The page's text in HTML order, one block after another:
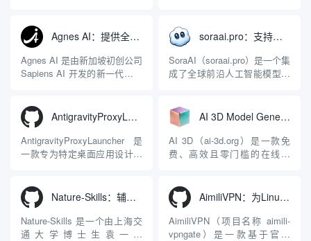
LuaJIT 构建，并在 2019 年作
为顶级开源项目捐赠给
Apache 软件基金会。APISIX
彻底摒...
程助手的账号与运行环境而设
计。它目前支持包括
Antigravity IDE、Codex、
GitHub Copilo...
Agnes AI：提供全模态模型免费API、支持图文视频生成与复杂工程执行的智能体平台
Agnes AI 是由新加坡初创公司
Sapiens AI 开发的新一代多模
限制，提供集文本、图像、视
频生成于一体的“全模态”大模
型能力。平台的核心产品矩阵
包括主打自动化工作流的
soraai.pro：支持多模型文字转视频和图像生成的在线创作工具
SoraAI（soraai.pro）是一个集
成了全球前沿人工智能模型的
者、营销人员及广大用户提供
一站式、开箱即用的视觉内容
生成解决方案。网站的核心优
势在于其强大的多模型聚合能
AntigravityProxyLauncher：免TUN全局代理使用Antigravity IDE
AntigravityProxyLauncher 是
一款专为特定桌面应用设计的
Windows 平台。当用户使用桌
面版 Gemini 客户端或
Antigravity IDE ...
AI 3D Model Generator：通过文本和图像快速生成3D模型的在线工具
AI 3D（ai-3d.org）是一款免
费、高效且零门槛的在线AI
动Seed 3D两大行业领先的AI
模型架构，致力于帮助用户无
需掌握复杂的3D拓扑知识或昂
贵的专业软件，即可在...
Nature-Skills：辅助撰写学术论文和绘制科研图表的智能体插件
Nature-Skills 是一个由上海交
通大学博士生袁一哲
AimiliVPN：为Linux提供纯净出站家庭IP的VPN代理网关
AimiliVPN（项目名称 aimili-
vpngate）是一款基于官方